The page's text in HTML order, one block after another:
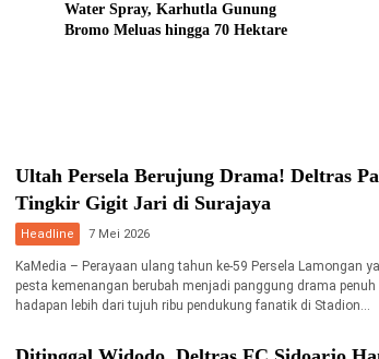
Water Spray, Karhutla Gunung
Bromo Meluas hingga 70 Hektare
Ultah Persela Berujung Drama! Deltras
Tingkir Gigit Jari di Surajaya
Headline 7 Mei 2026
KaMedia – Perayaan ulang tahun ke-59 Persela Lamongan
pesta kemenangan berubah menjadi panggung drama
hadapan lebih dari tujuh ribu pendukung fanatik di Stadion…